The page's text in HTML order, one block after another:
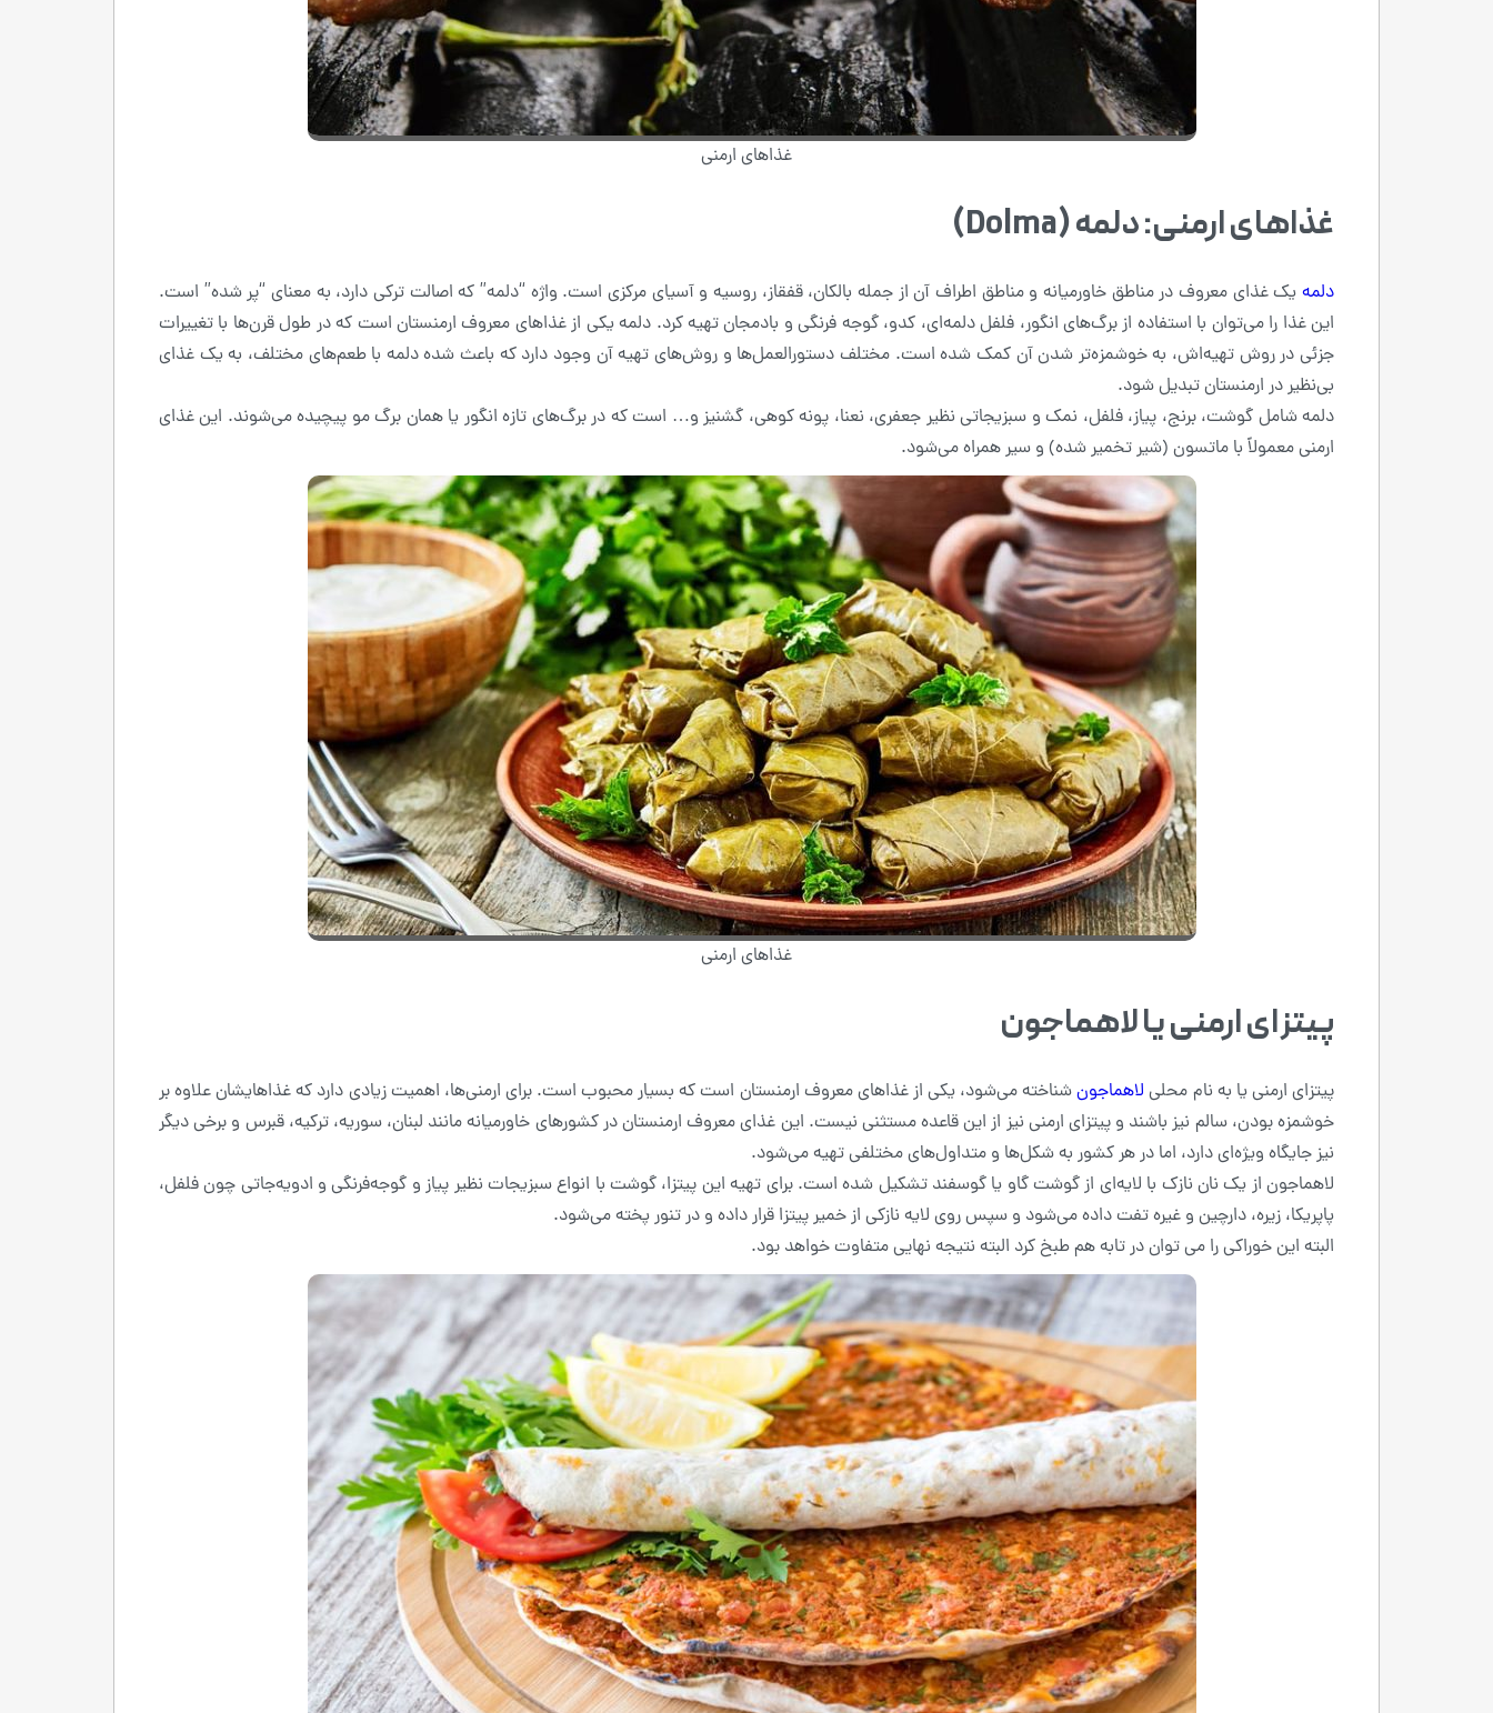
غذاهای ارمنی
غذاهای ارمنی: دلمه (Dolma)
دلمه یک غذای معروف در مناطق خاورمیانه و مناطق اطراف آن از جمله بالکان، قفقاز، روسیه و آسیای مرکزی است. واژه “دلمه” که اصالت ترکی دارد، به معنای “پر شده” است.
این غذا را می‌توان با استفاده از برگ‌های انگور، فلفل دلمه‌ای، کدو، گوجه فرنگی و بادمجان تهیه کرد. دلمه یکی از غذاهای معروف ارمنستان است که در طول قرن‌ها با تغییرات
جزئی در روش تهیه‌اش، به خوشمزه‌تر شدن آن کمک شده است. مختلف دستورالعمل‌ها و روش‌های تهیه آن وجود دارد که باعث شده دلمه با طعم‌های مختلف، به یک غذای
بی‌نظیر در ارمنستان تبدیل شود.
دلمه شامل گوشت، برنج، پیاز، فلفل، نمک و سبزیجاتی نظیر جعفری، نعنا، پونه کوهی، گشنیز و… است که در برگ‌های تازه انگور یا همان برگ مو پیچیده می‌شوند. این غذای
ارمنی معمولاً با ماتسون (شیر تخمیر شده) و سیر همراه می‌شود.
غذاهای ارمنی
پیتزای ارمنی یا لاهماجون
پیتزای ارمنی یا به نام محلی لاهماجونشناخته می‌شود، یکی از غذاهای معروف ارمنستان است که بسیار محبوب است. برای ارمنی‌ها، اهمیت زیادی دارد که غذاهایشان علاوه بر
خوشمزه بودن، سالم نیز باشند و پیتزای ارمنی نیز از این قاعده مستثنی نیست. این غذای معروف ارمنستان در کشورهای خاورمیانه مانند لبنان، سوریه، ترکیه، قبرس و برخی دیگر
نیز جایگاه ویژه‌ای دارد، اما در هر کشور به شکل‌ها و متداول‌های مختلفی تهیه می‌شود.
لاهماجون از یک نان نازک با لایه‌ای از گوشت گاو یا گوسفند تشکیل شده است. برای تهیه این پیتزا، گوشت با انواع سبزیجات نظیر پیاز و گوجه‌فرنگی و ادویه‌جاتی چون فلفل،
پاپریکا، زیره، دارچین و غیره تفت داده می‌شود و سپس روی لایه نازکی از خمیر پیتزا قرار داده و در تنور پخته می‌شود.
البته این خوراکی را می توان در تابه هم طبخ کرد البته نتیجه نهایی متفاوت خواهد بود.